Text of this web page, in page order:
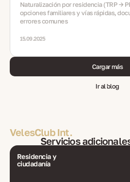
Naturalización por residencia (TRP →
opciones familiares y vías rápidas,
errores comunes
15.09.2025
Cargar más
Ir al blog
VelesClub Int.
Servicios
Residencia y
ciudadanía